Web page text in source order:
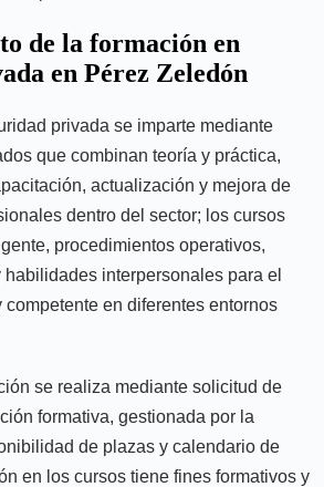
de la formación en
en Pérez Zeledón
privada se imparte mediante
que combinan teoría y práctica,
actualización y mejora de
dentro del sector; los cursos
procedimientos operativos,
interpersonales para el
en diferentes entornos
se realiza mediante solicitud de
formativa, gestionada por la
de plazas y calendario de
en los cursos tiene fines formativos y